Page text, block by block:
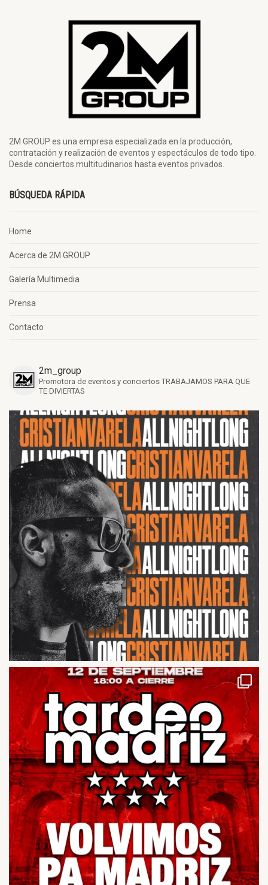
2M GROUP es una empresa especializada en la producción,
contratación y realización de eventos y espectáculos de todo tipo.
Desde conciertos multitudinarios hasta eventos privados.
BÚSQUEDA RÁPIDA
Home
Acerca de 2M GROUP
Galería Multimedia
Prensa
Contacto
2m_group
Promotora de eventos y conciertos TRABAJAMOS PARA QUE
TE DIVIERTAS